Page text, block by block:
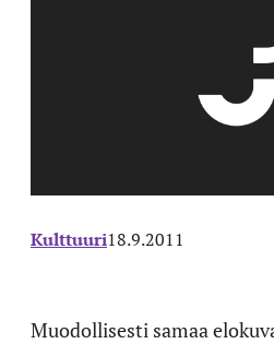
Kulttuuri18.9.2011
Muodollisesti samaa